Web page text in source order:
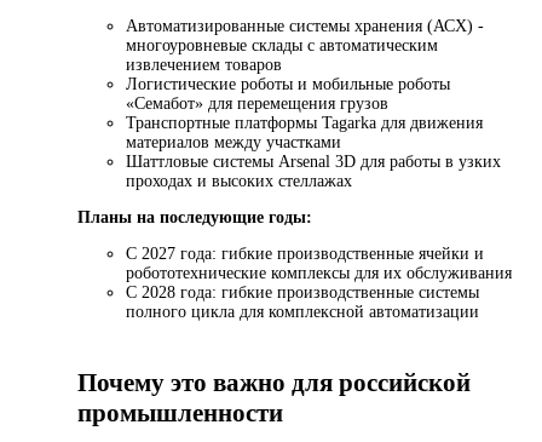
Автоматизированные системы хранения (АСХ) -
многоуровневые склады с автоматическим
извлечением товаров
Логистические роботы и мобильные роботы
«Семабот» для перемещения грузов
Транспортные платформы Tagarka для движения
материалов между участками
Шаттловые системы Arsenal 3D для работы в узких
проходах и высоких стеллажах
Планы на последующие годы:
С 2027 года: гибкие производственные ячейки и
робототехнические комплексы для их обслуживания
С 2028 года: гибкие производственные системы
полного цикла для комплексной автоматизации
Почему это важно для российской
промышленности